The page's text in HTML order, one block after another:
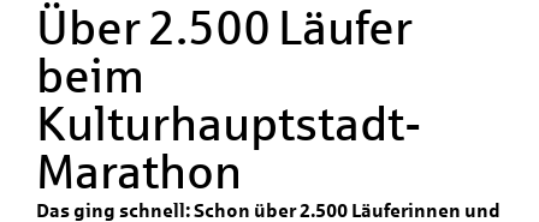
Über 2.500 Läufer
beim
Kulturhauptstadt-
Marathon
Das ging schnell: Schon über 2.500 Läuferinnen und